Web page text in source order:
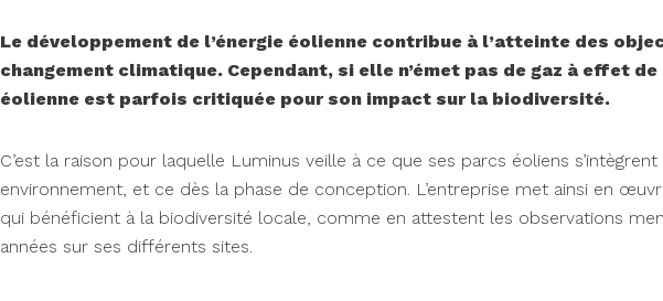
Le développement de l’énergie éolienne contribue à l’atteinte des
changement climatique. Cependant, si elle n’émet pas de gaz à effet de
éolienne est parfois critiquée pour son impact sur la biodiversité.
C’est la raison pour laquelle Luminus veille à ce que ses parcs éoliens
environnement, et ce dès la phase de conception. L’entreprise met ainsi en
qui bénéficient à la biodiversité locale, comme en attestent les observations
années sur ses différents sites.